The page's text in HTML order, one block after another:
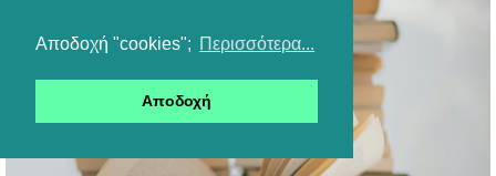
Αποδοχή "cookies"; Περισσότερα...
Αποδοχή